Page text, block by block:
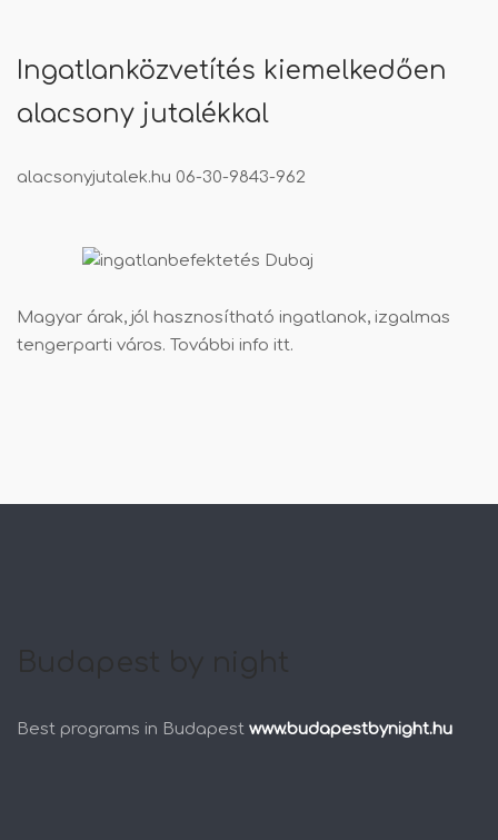
Ingatlanközvetítés kiemelkedően
alacsony jutalékkal
alacsonyjutalek.hu 06-30-9843-962
Magyar árak, jól hasznosítható ingatlanok, izgalmas
tengerparti város. További info itt.
Best programs in Budapest www.budapestbynight.hu